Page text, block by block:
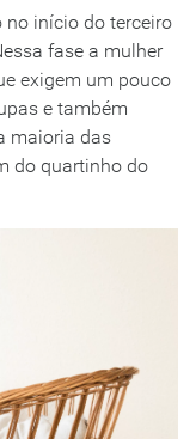
no início do terceiro
fase a mulher
exigem um pouco
e também
maioria das
do quartinho do